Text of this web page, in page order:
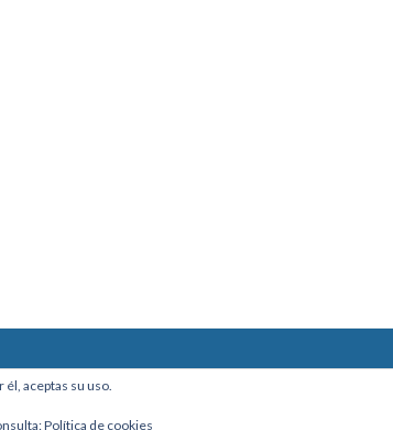
Of. 101 - La Paz, Bolivia
aceptas su uso.
Política de cookies